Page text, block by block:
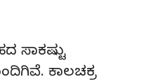
ಸಾಕಷ್ಟು
ಕಾಲಚಕ್ರ